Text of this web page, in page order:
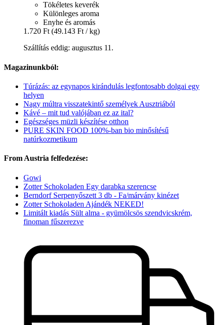
Tökéletes keverék
Különleges aroma
Enyhe és aromás
1.720 Ft (49.143 Ft / kg)
Szállítás eddig: augusztus 11.
Magazinunkból:
Túrázás: az egynapos kirándulás legfontosabb dolgai egy
helyen
Nagy múltra visszatekintő személyek Ausztriából
Kávé – mit tud valójában ez az ital?
Egészséges müzli készítése otthon
PURE SKIN FOOD 100%-ban bio minősítésű
natúrkozmetikum
From Austria felfedezése:
Gowi
Zotter Schokoladen Egy darabka szerencse
Berndorf Serpenyőszett 3 db - Fa/márvány kinézet
Zotter Schokoladen Ajándék NEKED!
Limitált kiadás Sült alma - gyümölcsös szendvicskrém,
finoman fűszerezve